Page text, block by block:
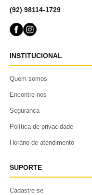
(92) 98114-1729
INSTITUCIONAL
Quem somos
Encontre-nos
Segurança
Política de privacidade
Horário de atendimento
SUPORTE
Cadastre-se